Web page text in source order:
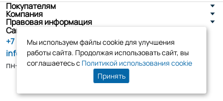
Покупателям
Компания
Правовая информация
Санкт-Петербург, ул. Новоселов д. 8
+7 (800) 555-86-90
info@tk-elko.ru
пн-пт, 10:00 - 18:00
Мы используем файлы cookie для улучшения
работы сайта. Продолжая использовать сайт, вы
соглашаетесь с Политикой использования cookie
Принять